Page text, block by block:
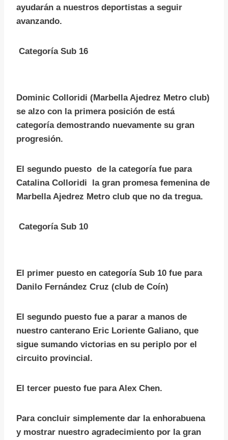
ayudarán a nuestros deportistas a seguir
avanzando.
Categoría Sub 16
Dominic Colloridi (Marbella Ajedrez Metro club)
se alzo con la primera posición de está
categoría demostrando nuevamente su gran
progresión.
El segundo puesto de la categoría fue para
Catalina Colloridi la gran promesa femenina de
Marbella Ajedrez Metro club que no da tregua.
Categoría Sub 10
El primer puesto en categoría Sub 10 fue para
Danilo Fernández Cruz (club de Coín)
El segundo puesto fue a parar a manos de
nuestro canterano Eric Loriente Galiano, que
sigue sumando victorias en su periplo por el
circuito provincial.
El tercer puesto fue para Alex Chen.
Para concluir simplemente dar la enhorabuena
y mostrar nuestro agradecimiento por la gran